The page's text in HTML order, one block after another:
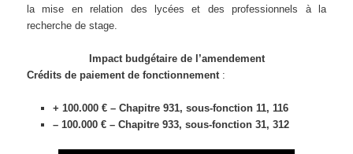
la mise en relation des lycées et des professionnels à la
recherche de stage.
Impact budgétaire de l’amendement
Crédits de paiement de fonctionnement :
+ 100.000 € – Chapitre 931, sous-fonction 11, 116
– 100.000 € – Chapitre 933, sous-fonction 31, 312